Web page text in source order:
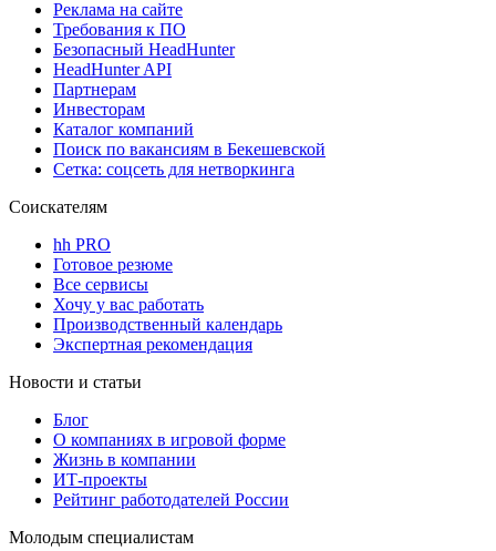
Реклама на сайте
Требования к ПО
Безопасный HeadHunter
HeadHunter API
Партнерам
Инвесторам
Каталог компаний
Поиск по вакансиям в Бекешевской
Сетка: соцсеть для нетворкинга
Соискателям
hh PRO
Готовое резюме
Все сервисы
Хочу у вас работать
Производственный календарь
Экспертная рекомендация
Новости и статьи
Блог
О компаниях в игровой форме
Жизнь в компании
ИТ-проекты
Рейтинг работодателей России
Молодым специалистам